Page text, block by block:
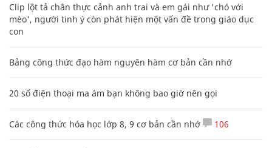
Clip lột tả chân thực cảnh anh trai và em gái như 'chó với
mèo', người tinh ý còn phát hiện một vấn đề trong giáo dục
con
Bảng công thức đạo hàm nguyên hàm cơ bản cần nhớ
20 số điện thoại ma ám bạn không bao giờ nên gọi
Các công thức hóa học lớp 8, 9 cơ bản cần nhớ 106